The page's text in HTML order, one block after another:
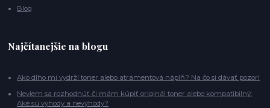
Blog
Najčítanejšie na blogu
Ako dlho mi vydrží toner alebo atramentová náplň? Na čo si dávať pozor!
Neviem sa rozhodnúť či mám kúpiť originál toner alebo kompatibilný:
Aké sú výhody a nevýhody?